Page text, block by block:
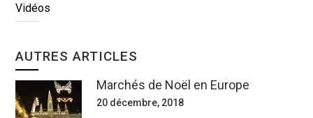
Vidéos
AUTRES ARTICLES
Marchés de Noël en Europe
20 décembre, 2018